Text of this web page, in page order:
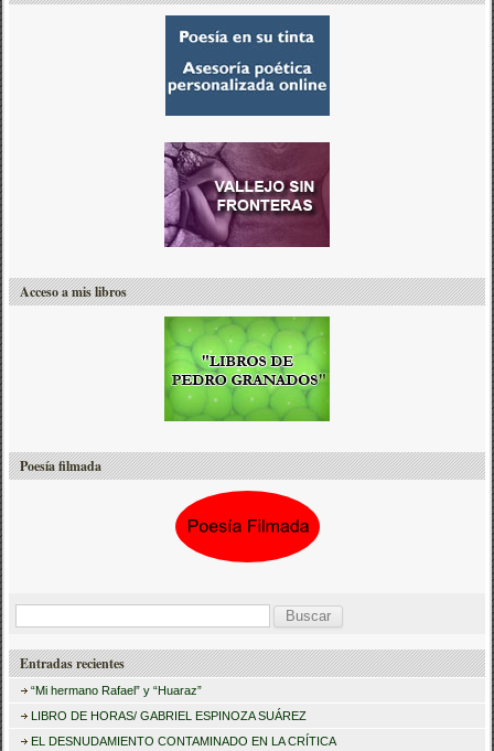
Acceso a mis libros
Poesía filmada
s
Entradas recientes
“Mi hermano Rafael” y “Huaraz”
LIBRO DE HORAS/ GABRIEL ESPINOZA SUÁREZ
EL DESNUDAMIENTO CONTAMINADO EN LA CRÍTICA